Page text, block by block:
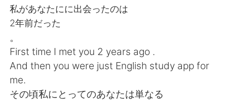
简体中文 繁體中文
Français Deutsch
日本語 한국어
私があなたにに出会ったのは
2年前だった
。
First time I met you 2 years ago .
And then you were just English study app for
me.
その頃私にとってのあなたは単なる